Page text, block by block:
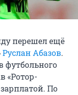
перешел ещё
Руслан Абазов.
футбольного
«Ротор-
По